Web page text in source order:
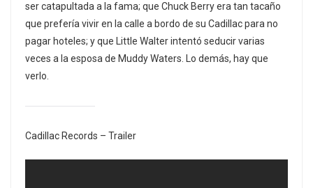
ser catapultada a la fama; que Chuck Berry era tan tacaño
que prefería vivir en la calle a bordo de su Cadillac para no
pagar hoteles; y que Little Walter intentó seducir varias
veces a la esposa de Muddy Waters. Lo demás, hay que
verlo.
Cadillac Records – Trailer